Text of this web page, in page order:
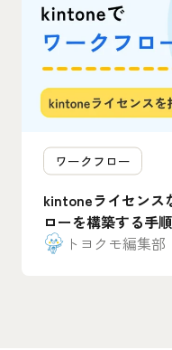
ワークフロー
kintoneライセンス
ローを構築する手順
トヨクモ編集部